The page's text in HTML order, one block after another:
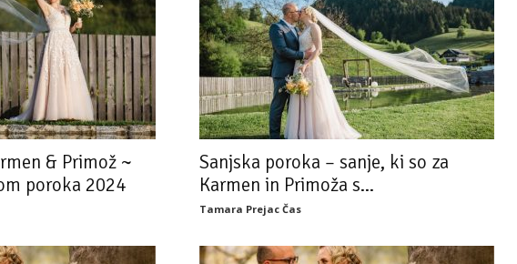
& Primož ~
poroka 2024
Sanjska poroka – sanje, ki so za
Karmen in Primoža s...
Tamara Prejac Čas